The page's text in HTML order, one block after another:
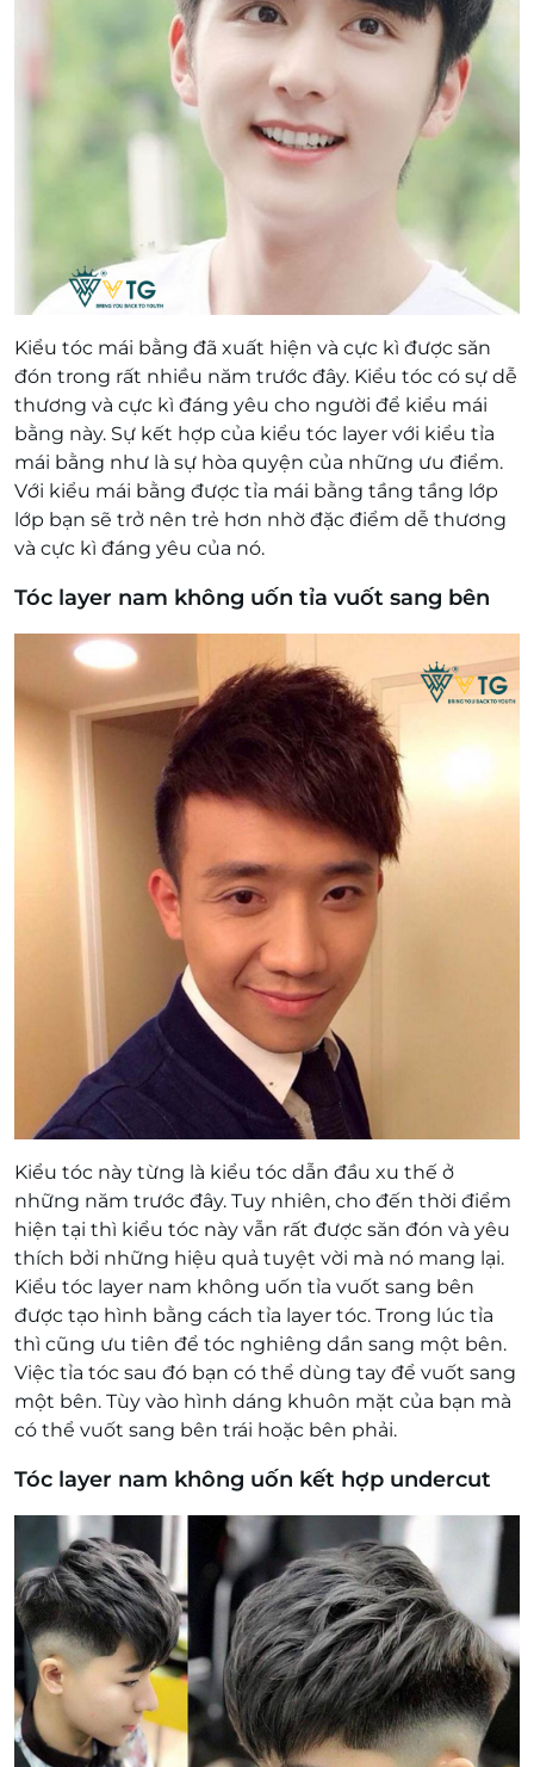
Kiểu tóc mái bằng đã xuất hiện và cực kì được săn
đón trong rất nhiều năm trước đây. Kiểu tóc có sự dễ
thương và cực kì đáng yêu cho người để kiểu mái
bằng này. Sự kết hợp của kiểu tóc layer với kiểu tỉa
mái bằng như là sự hòa quyện của những ưu điểm.
Với kiểu mái bằng được tỉa mái bằng tầng tầng lớp
lớp bạn sẽ trở nên trẻ hơn nhờ đặc điểm dễ thương
và cực kì đáng yêu của nó.
Tóc layer nam không uốn tỉa vuốt sang bên
Kiểu tóc này từng là kiểu tóc dẫn đầu xu thế ở
những năm trước đây. Tuy nhiên, cho đến thời điểm
hiện tại thì kiểu tóc này vẫn rất được săn đón và yêu
thích bởi những hiệu quả tuyệt vời mà nó mang lại.
Kiểu tóc layer nam không uốn tỉa vuốt sang bên
được tạo hình bằng cách tỉa layer tóc. Trong lúc tỉa
thì cũng ưu tiên để tóc nghiêng dần sang một bên.
Việc tỉa tóc sau đó bạn có thể dùng tay để vuốt sang
một bên. Tùy vào hình dáng khuôn mặt của bạn mà
có thể vuốt sang bên trái hoặc bên phải.
Tóc layer nam không uốn kết hợp undercut